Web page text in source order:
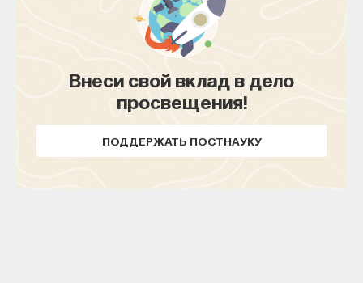
Внеси свой вклад в дело
просвещения!
ПОДДЕРЖАТЬ ПОСТНАУКУ